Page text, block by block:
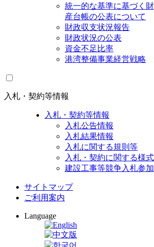
統一的な基準に基づく
産台帳の公表について
財政収支状況報告
財政状況の公表
資金不足比率
港湾整備事業経営戦略
入札・契約等情報
入札・契約等情報
入札公告情報
入札結果情報
入札に関する規則等
入札・契約に関する様式
建設工事等競争入札参
サイトマップ
ご利用案内
Language